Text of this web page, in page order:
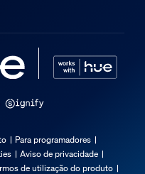
Para programadores
Aviso de privacidade
de utilização do produto